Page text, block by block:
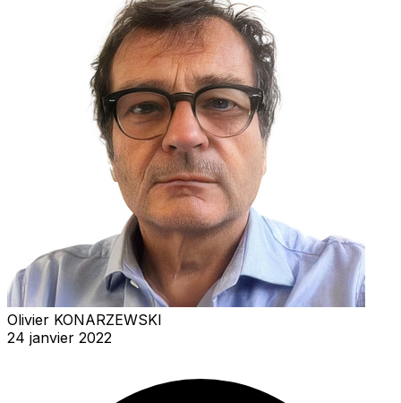
Olivier KONARZEWSKI
24 janvier 2022